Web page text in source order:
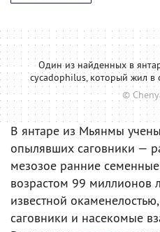
Один из найденных в
cycadophilus, который жил в
©
В янтаре из Мьянмы
опылявших саговники —
мезозое ранние
возрастом 99 миллионов
известной
саговники и насекомые